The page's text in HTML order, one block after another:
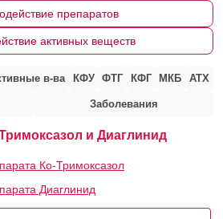
препаратов
активных веществ
в-ва КФУ ФТГ КФГ МКБ АТХ
Заболевания
и Диаглинид
Ко-Тримоксазол
Диаглинид